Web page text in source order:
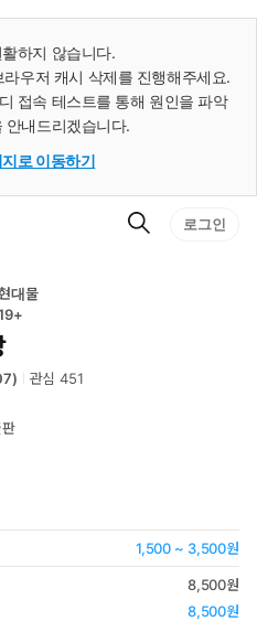
하지 않습니다.
우저 캐시 삭제를 진행해주세요.
접속 테스트를 통해 원인을 파악
안내드리겠습니다.
로 이동하기
검
로그인
대물
) 관심451
1,500 ~ 3,500원
8,500원
8,500원